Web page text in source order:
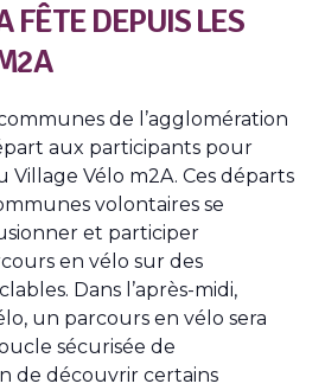
FÊTE DEPUIS LES
de l’agglomération
aux participants pour
Village Vélo m2A. Ces départs
volontaires se
et participer
en vélo sur des
Dans l’après-midi,
un parcours en vélo sera
sécurisée de
de découvrir certains